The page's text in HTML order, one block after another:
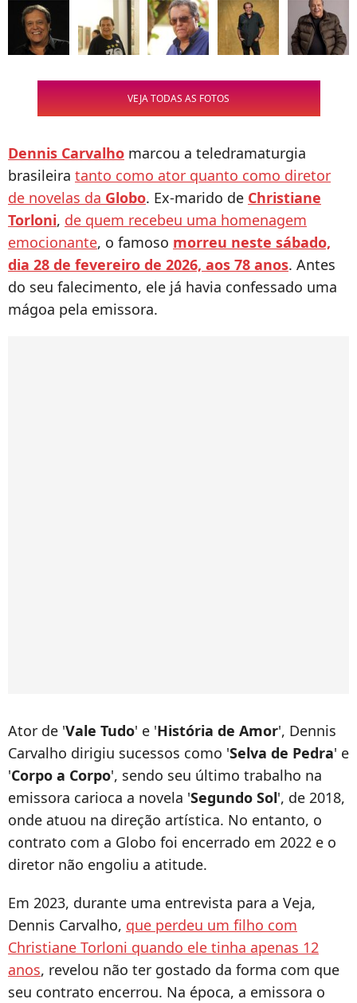
VEJA TODAS AS FOTOS
Dennis Carvalho marcou a teledramaturgia
brasileira tanto como ator quanto como diretor
de novelas da Globo. Ex-marido de Christiane
Torloni, de quem recebeu uma homenagem
emocionante, o famoso morreu neste sábado,
dia 28 de fevereiro de 2026, aos 78 anos. Antes
do seu falecimento, ele já havia confessado uma
mágoa pela emissora.
Ator de 'Vale Tudo' e 'História de Amor', Dennis
Carvalho dirigiu sucessos como 'Selva de Pedra' e
'Corpo a Corpo', sendo seu último trabalho na
emissora carioca a novela 'Segundo Sol', de 2018,
onde atuou na direção artística. No entanto, o
contrato com a Globo foi encerrado em 2022 e o
diretor não engoliu a atitude.
Em 2023, durante uma entrevista para a Veja,
Dennis Carvalho, que perdeu um filho com
Christiane Torloni quando ele tinha apenas 12
anos, revelou não ter gostado da forma com que
seu contrato encerrou. Na época, a emissora o